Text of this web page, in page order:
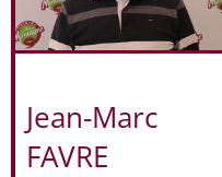
Jean-Marc
FAVRE